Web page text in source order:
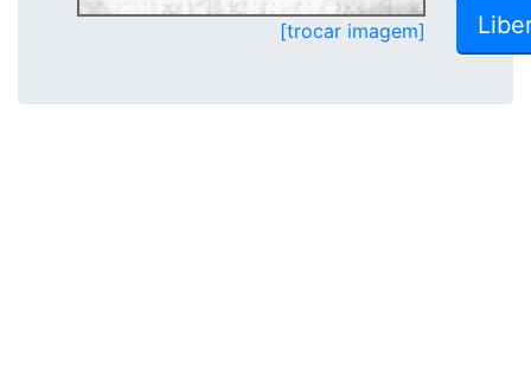
[trocar imagem]